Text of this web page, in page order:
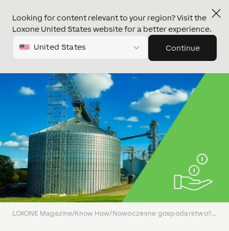
Looking for content relevant to your region? Visit the
Loxone United States website for a better experience.
United States Continue
LOXONE Magazine/Know How/ Nowoczesne gospodarstwo? To się opłaca!